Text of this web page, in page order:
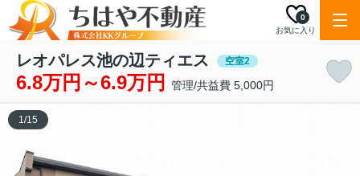
お気に入り
0
レオパレス池の辺ティエス 空室2
6.8万円～6.9万円 管理/共益費 5,000円
1/15